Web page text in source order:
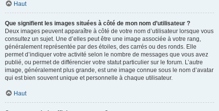
Haut
Que signifient les images situées à côté de mon nom d’utilisateur ?
Deux images peuvent apparaître à côté de votre nom d’utilisateur lorsque vous
consultez un sujet. Une d’elles peut être une image associée à votre rang,
généralement représentée par des étoiles, des carrés ou des ronds. Elle
permet d’indiquer votre activité selon le nombre de messages que vous avez
publié, ou permet de différencier votre statut particulier sur le forum. L’autre
image, généralement plus grande, est une image connue sous le nom d’avatar
qui est bien souvent unique et personnelle à chaque utilisateur.
Haut